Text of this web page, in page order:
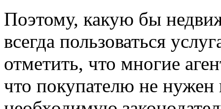
Поэтому, какую бы
всегда пользоваться
отметить, что многие
что покупателю не